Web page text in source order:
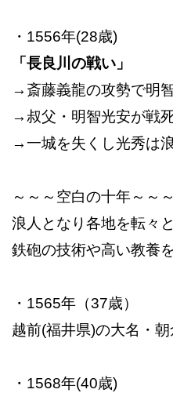
・1556年(28歳)
「長良川の戦い」
→斎藤義龍の攻勢で明智
→叔父・明智光安が戦
→一城を失くし光秀は浪
～～～空白の十年～～～
浪人となり各地を転々と
鉄砲の技術や高い教養
・1565年（37歳）
越前(福井県)の大名・朝
・1568年(40歳)